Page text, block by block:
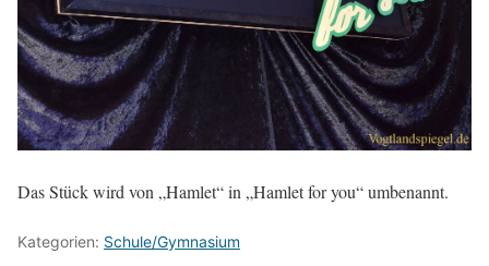
Das Stück wird von „Hamlet“ in „Hamlet for you“ umbenannt.
Kategorien: Schule/Gymnasium